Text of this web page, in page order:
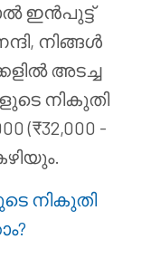
ഇൻപുട്ട്
നിങ്ങൾ
അടച്ച
നികുതി
(₹32,000 -
നികുതി